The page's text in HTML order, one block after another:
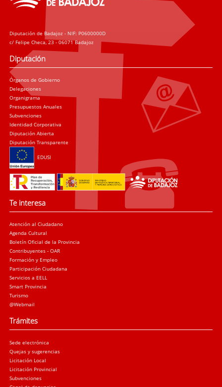
Diputación de Badajoz - NIF: P0600000D
c/ Felipe Checa, 23 - 06071 Badajoz
Diputación
Órganos de Gobierno
Delegaciones
Organigrama
Presupuestos Anuales
Subvenciones
Identidad Corporativa
Diputación Abierta
Diputación Transparente
EDUSI
Te interesa
Atención al Ciudadano
Agenda Cultural
Boletín Oficial de la Provincia
Contribuyentes - OAR
Formación y Empleo
Participación Ciudadana
Servicios a EELL
Smart Provincia
Turismo
@Webmail
Trámites
Sede electrónica
Quejas y sugerencias
Licitación Local
Licitación Provincial
Subvenciones